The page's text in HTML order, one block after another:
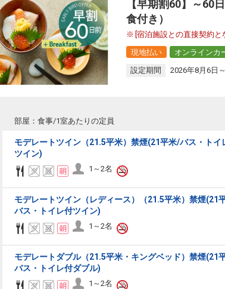
【早期割60】～60
食付き）
[宿泊施設との直接契約と
現地払い
オンラインカ
設定期間
2026年8月6日
部屋：食事/1室あたりの定員
モデレートツイン（21.5平米）禁煙(21平米/バス・トイ
ツイン)
1～2名
モデレートツイン（レディース）（21.5平米）禁煙(21
バス・トイレ付ツイン)
1～2名
モデレートダブル（21.5平米・キングベッド）禁煙(21
バス・トイレ付ダブル)
1～2名